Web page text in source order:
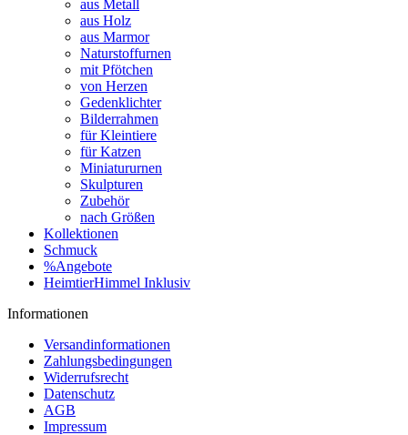
aus Metall
aus Holz
aus Marmor
Naturstoffurnen
mit Pfötchen
von Herzen
Gedenklichter
Bilderrahmen
für Kleintiere
für Katzen
Miniatururnen
Skulpturen
Zubehör
nach Größen
Kollektionen
Schmuck
%Angebote
HeimtierHimmel Inklusiv
Informationen
Versandinformationen
Zahlungsbedingungen
Widerrufsrecht
Datenschutz
AGB
Impressum